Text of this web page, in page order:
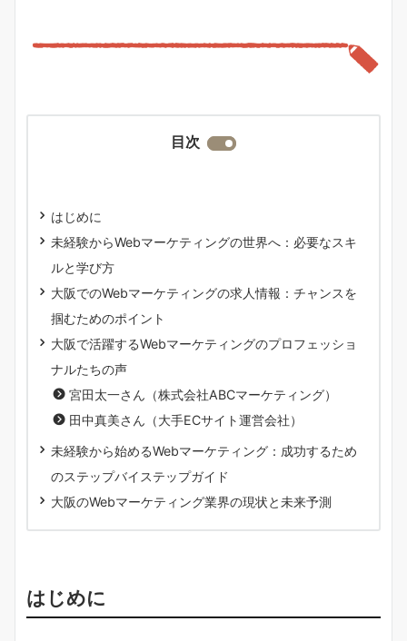
目次
はじめに
未経験からWebマーケティングの世界へ：必要なスキ
ルと学び方
大阪でのWebマーケティングの求人情報：チャンスを
掴むためのポイント
大阪で活躍するWebマーケティングのプロフェッショ
ナルたちの声
宮田太一さん（株式会社ABCマーケティング）
田中真美さん（大手ECサイト運営会社）
未経験から始めるWebマーケティング：成功するため
のステップバイステップガイド
大阪のWebマーケティング業界の現状と未来予測
はじめに